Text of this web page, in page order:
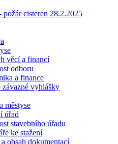
cisteren 28.2.2025
věcí a financí
odboru
a finance
závazné vyhlášky
městyse
úřad
stavebního úřadu
ke stažení
obsah dokumentací